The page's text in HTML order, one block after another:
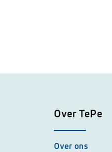
Over TePe
Over ons